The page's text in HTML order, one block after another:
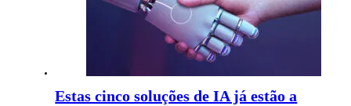
Estas cinco soluções de IA já estão a